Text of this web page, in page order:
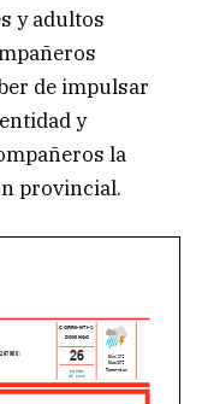
y adultos
de impulsar
y
la
provincial.